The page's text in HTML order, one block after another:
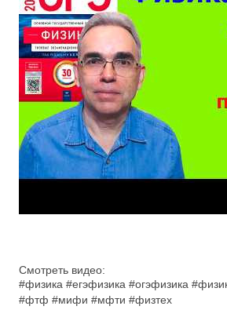
Смотреть видео:
#физика #егэфизика #огэфизика
#фтф #мифи #мфти #физтех